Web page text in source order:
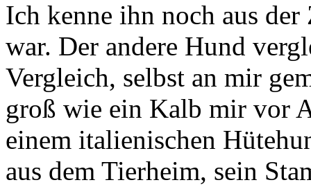
Ich kenne ihn noch aus
war. Der andere Hund
Vergleich, selbst an mir
groß wie ein Kalb mir vor
einem italienischen
aus dem Tierheim, sein